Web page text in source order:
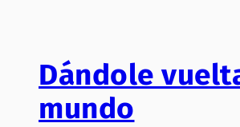
contenido
Dándole
mundo